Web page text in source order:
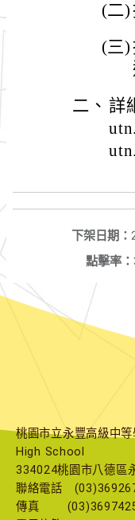
(二)
(三)
二、 詳
下架日期：
點擊率：
桃園市立永豐高級中
High School
334024桃園市八德區
聯絡電話
傳真